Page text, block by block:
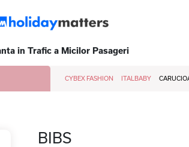
in Trafic a Micilor Pasageri
CYBEX FASHION ITALBABY
BIBS